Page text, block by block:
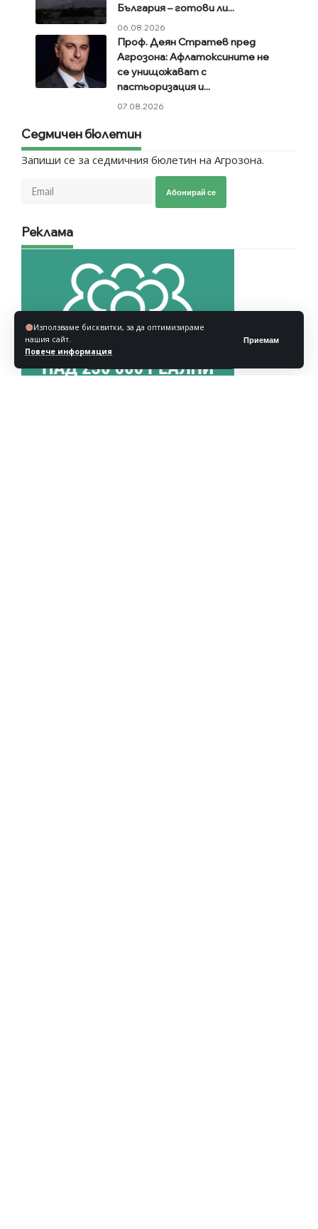
Използваме бисквитки, за да оптимизираме
нашия сайт.
Повече информация
Приемам
България – готови ли...
06.08.2026
Проф. Деян Стратев пред
Агрозона: Афлатоксините не
се унищожават с
пастьоризация и...
07.08.2026
Седмичен бюлетин
Запиши се за седмичния бюлетин на Агрозона.
Абонирай се
Реклама